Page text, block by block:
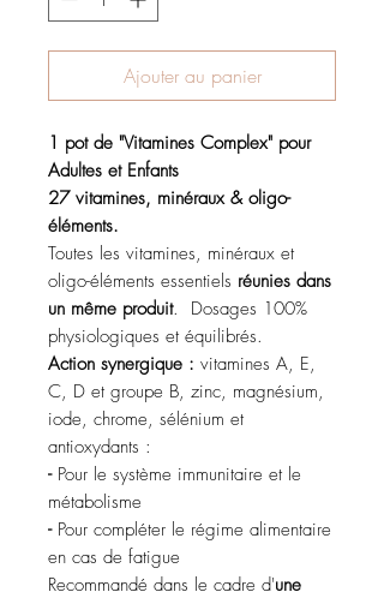
Ajouter au panier
1 pot de "Vitamines Complex" pour
Adultes et Enfants
27 vitamines, minéraux & oligo-
éléments.
Toutes les vitamines, minéraux et
oligo-éléments essentiels réunies dans
un même produit.
Dosages 100%
physiologiques et équilibrés.
Action synergique : vitamines A, E,
C, D et groupe B, zinc, magnésium,
iode, chrome, sélénium et
antioxydants :
- Pour le système immunitaire et le
métabolisme
- Pour compléter le régime alimentaire
en cas de fatigue
Recommandé dans le cadre d'une